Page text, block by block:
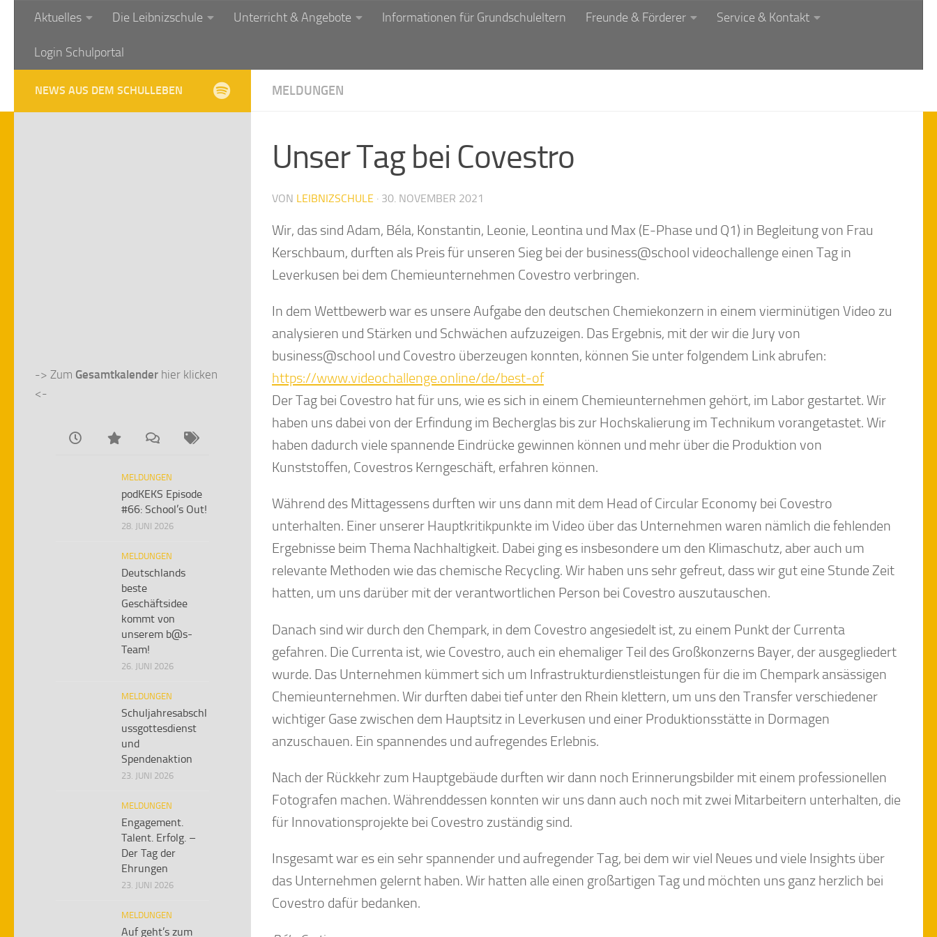
Zum Inhalt springen
Aktuelles Die Leibnizschule Unterricht & Angebote Informationen für Grundschuleltern Freunde & Förderer Service & Kontakt
Login Schulportal
MELDUNGEN
Unser Tag bei Covestro
VON LEIBNIZSCHULE · 30. NOVEMBER 2021
Wir, das sind Adam, Béla, Konstantin, Leonie, Leontina und Max (E-Phase und Q1) in Begleitung von Frau
Kerschbaum, durften als Preis für unseren Sieg bei der business@school videochallenge einen Tag in
Leverkusen bei dem Chemieunternehmen Covestro verbringen.
In dem Wettbewerb war es unsere Aufgabe den deutschen Chemiekonzern in einem vierminütigen Video zu
analysieren und Stärken und Schwächen aufzuzeigen. Das Ergebnis, mit der wir die Jury von
business@school und Covestro überzeugen konnten, können Sie unter folgendem Link abrufen:
https://www.videochallenge.online/de/best-of
Der Tag bei Covestro hat für uns, wie es sich in einem Chemieunternehmen gehört, im Labor gestartet. Wir
haben uns dabei von der Erfindung im Becherglas bis zur Hochskalierung im Technikum vorangetastet. Wir
haben dadurch viele spannende Eindrücke gewinnen können und mehr über die Produktion von
Kunststoffen, Covestros Kerngeschäft, erfahren können.
Während des Mittagessens durften wir uns dann mit dem Head of Circular Economy bei Covestro
unterhalten. Einer unserer Hauptkritikpunkte im Video über das Unternehmen waren nämlich die fehlenden
Ergebnisse beim Thema Nachhaltigkeit. Dabei ging es insbesondere um den Klimaschutz, aber auch um
relevante Methoden wie das chemische Recycling. Wir haben uns sehr gefreut, dass wir gut eine Stunde Zeit
hatten, um uns darüber mit der verantwortlichen Person bei Covestro auszutauschen.
Danach sind wir durch den Chempark, in dem Covestro angesiedelt ist, zu einem Punkt der Currenta
gefahren. Die Currenta ist, wie Covestro, auch ein ehemaliger Teil des Großkonzerns Bayer, der ausgegliedert
wurde. Das Unternehmen kümmert sich um Infrastrukturdienstleistungen für die im Chempark ansässigen
Chemieunternehmen. Wir durften dabei tief unter den Rhein klettern, um uns den Transfer verschiedener
wichtiger Gase zwischen dem Hauptsitz in Leverkusen und einer Produktionsstätte in Dormagen
anzuschauen. Ein spannendes und aufregendes Erlebnis.
Nach der Rückkehr zum Hauptgebäude durften wir dann noch Erinnerungsbilder mit einem professionellen
Fotografen machen. Währenddessen konnten wir uns dann auch noch mit zwei Mitarbeitern unterhalten, die
für Innovationsprojekte bei Covestro zuständig sind.
Insgesamt war es ein sehr spannender und aufregender Tag, bei dem wir viel Neues und viele Insights über
das Unternehmen gelernt haben. Wir hatten alle einen großartigen Tag und möchten uns ganz herzlich bei
Covestro dafür bedanken.
NEWS AUS DEM SCHULLEBEN
-> Zum Gesamtkalender hier klicken
<-
MELDUNGEN
podKEKS Episode
#66: School’s Out!
28. JUNI 2026
MELDUNGEN
Deutschlands
beste
Geschäftsidee
kommt von
unserem b@s-
Team!
26. JUNI 2026
MELDUNGEN
Schuljahresabschl
ussgottesdienst
und
Spendenaktion
23. JUNI 2026
MELDUNGEN
Engagement.
Talent. Erfolg. –
Der Tag der
Ehrungen
23. JUNI 2026
MELDUNGEN
Auf geht’s zum